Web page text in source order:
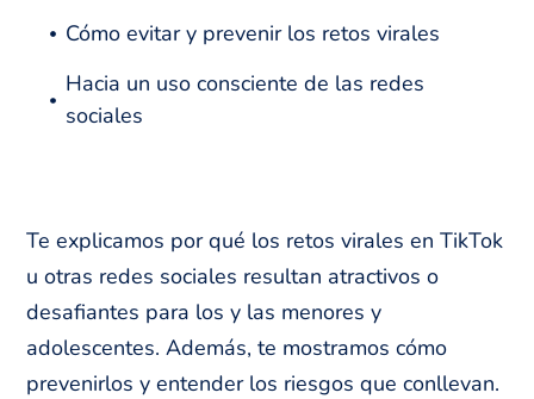
Cómo evitar y prevenir los retos virales
Hacia un uso consciente de las redes
sociales
Te explicamos por qué los retos virales en TikTok
u otras redes sociales resultan atractivos o
desafiantes para los y las menores y
adolescentes. Además, te mostramos cómo
prevenirlos y entender los riesgos que conllevan.